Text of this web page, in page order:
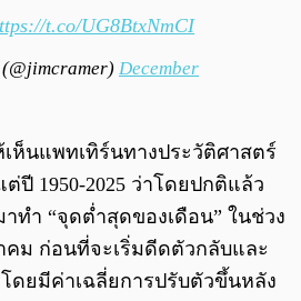
t.co/UG8BtxNmCI
December
ห็นแพทเทิร์นทางประวัติศาสตร์
ปี 1950-2025 ว่าโดยปกติแล้ว
ทำ “จุดต่ำสุดของเดือน” ในช่วง
ม ก่อนที่จะเริ่มดีดตัวกลับและ
ดยมีค่าเฉลี่ยการปรับตัวขึ้นหลัง